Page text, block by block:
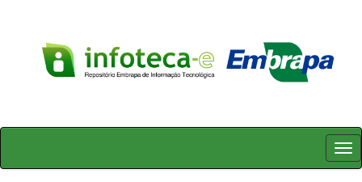
Skip